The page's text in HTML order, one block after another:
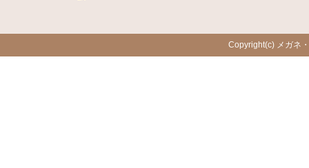
Copyright(c) メガネ